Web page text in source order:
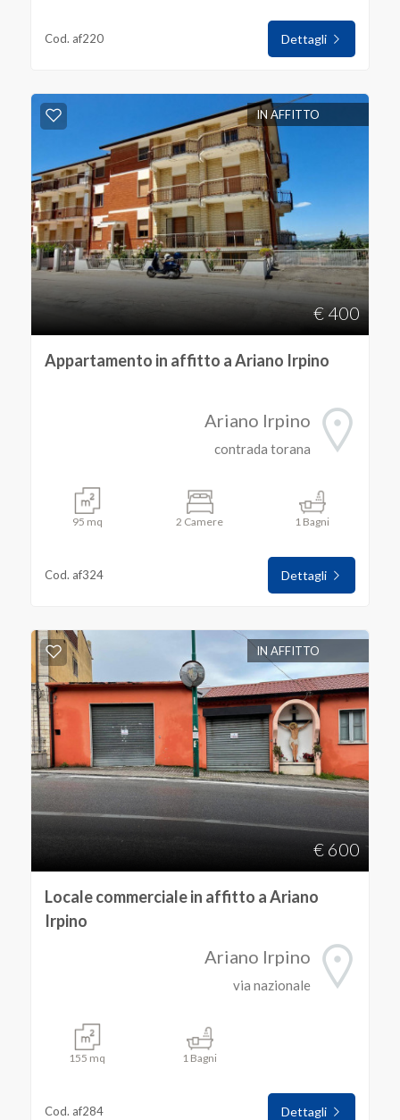
Cod. af220 Dettagli
IN AFFITTO
€ 400
Appartamento in affitto a Ariano Irpino
Ariano Irpino
contrada torana
95 mq 2 Camere 1 Bagni
Cod. af324 Dettagli
IN AFFITTO
€ 600
Locale commerciale in affitto a Ariano
Irpino
Ariano Irpino
via nazionale
155 mq 1 Bagni
Cod. af284 Dettagli